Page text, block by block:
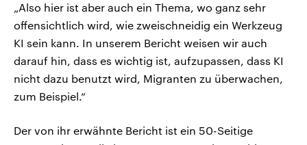
„Also hier ist aber auch ein Thema, wo ganz sehr
offensichtlich wird, wie zweischneidig ein Werkzeug
KI sein kann. In unserem Bericht weisen wir auch
darauf hin, dass es wichtig ist, aufzupassen, dass KI
nicht dazu benutzt wird, Migranten zu überwachen,
zum Beispiel.“
Der von ihr erwähnte Bericht ist ein 50-Seitige